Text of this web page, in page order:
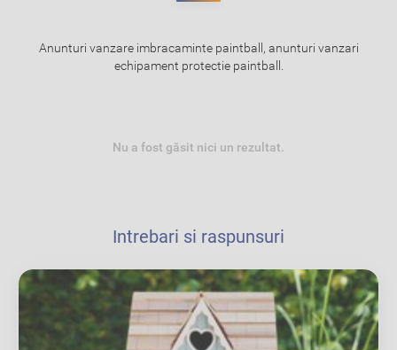
Anunturi vanzare imbracaminte paintball, anunturi vanzari
echipament protectie paintball.
Nu a fost găsit nici un rezultat.
Intrebari si raspunsuri